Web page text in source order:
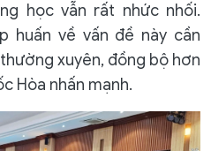
học vẫn rất nhức nhối.
huấn về vấn đề này cần
xuyên, đồng bộ hơn
Hòa nhấn mạnh.